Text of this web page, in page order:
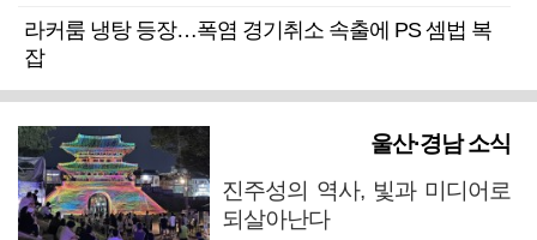
라커룸 냉탕 등장…폭염 경기취소 속출에 PS 셈법 복
잡
울산·경남 소식
진주성의 역사, 빛과 미디어로
되살아난다